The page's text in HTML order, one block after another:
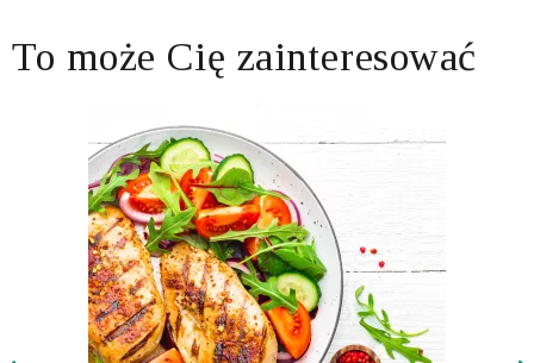
To może Cię zainteresować